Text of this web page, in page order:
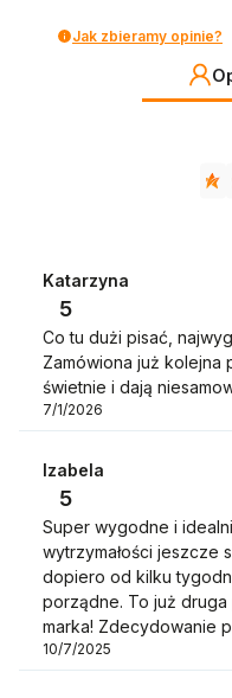
Jak zbieramy opinie?
Katarzyna
5
Co tu dużi pisać,
Zamówiona już kolejna
świetnie i dają
7/1/2026
Izabela
5
Super wygodne i
wytrzymałości jeszcze
dopiero od kilku
porządne. To już
marka! Zdecydowanie
10/7/2025